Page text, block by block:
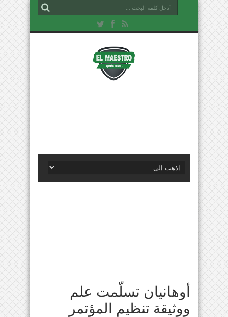
أوهانيان تسلّمت علم
ووثيقة تنظيم المؤتمر